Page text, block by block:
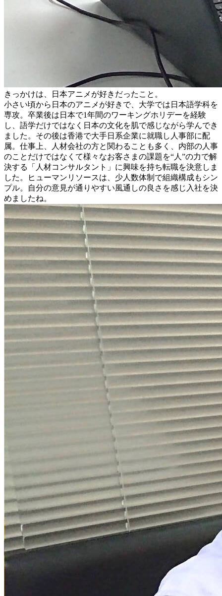
きっかけは、日本アニメが好きだったこと。
小さい頃から日本のアニメが好きで、大学では日本語学科を
専攻。卒業後は日本で1年間のワーキングホリデーを経験
し、語学だけではなく日本の文化を肌で感じながら学んでき
ました。その後は香港で大手日系企業に就職し人事部に配
属。仕事上、人材会社の方と関わることも多く、内部の人事
のことだけではなくて様々なお客さまの課題を“人”の力で解
決する「人材コンサルタント」に興味を持ち転職を決意しま
した。ヒューマンリソースは、少人数体制で組織構成もシン
プル。自分の意見が通りやすい風通しの良さを感じ入社を決
めましたね。